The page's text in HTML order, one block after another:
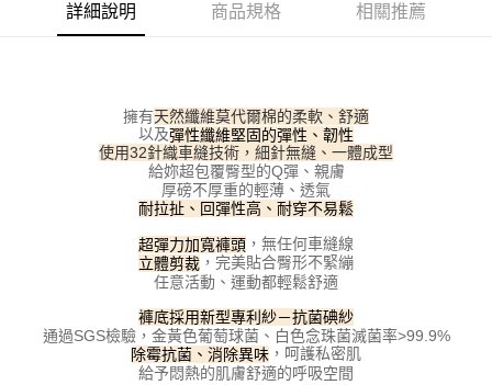
結帳頁面，進行簡訊認證並確認金額後，即可完成結帳。
購買商品的店家。未經商家同意取消之訂單仍視為有效，需透過AFTEE先享
後付繳納相關費用。
※ 交易是否成功請以「AFTEE先享後付 」之結帳頁面顯示為準，若有關於
是否繳費成功／繳費後需取消欲退款等相關疑問，請聯繫「AFTEE先享後付
https://netprotections.freshdesk.com/support/home
１．透過由恩沛科技股份有限公司提供之「AFTEE先享後付」服務完成之交
易，需依本服務之必要範圍內提供個人資料，並將交易相關給付款項請求債
２．關於個人資料處理事宜，請瀏覽以下網址：
https://aftee.tw/terms/#terms3
３．未成年的使用者請事先徵得法定代理人或監護人之同意方可使用
「AFTEE先享後付」，若未經同意申辦者引起之損失，本公司不負相關責
付款後全家取貨
每筆NT$100，滿NT$800(含以上)免運費
付款後7-11取貨
每筆NT$100，滿NT$800(含以上)免運費
每筆NT$100，滿NT$800(含以上)免運費
詳細說明 商品規格 相關推薦
擁有天然纖維莫代爾棉的柔軟、舒適
以及彈性纖維堅固的彈性、韌性
使用32針織車縫技術，細針無縫、一體成型
給妳超包覆臀型的Q彈、親膚
厚磅不厚重的輕薄、透氣
耐拉扯、回彈性高、耐穿不易鬆
超彈力加寬褲頭 ，無任何車縫線
立體剪裁 ，完美貼合臀形不緊繃
任意活動、運動都輕鬆舒適
褲底採用新型專利紗－抗菌碘紗
通過SGS檢驗，金黃色葡萄球菌、白色念珠菌滅菌率>99.9%
除霉抗菌、消除異味 ，呵護私密肌
給予悶熱的肌膚舒適的呼吸空間